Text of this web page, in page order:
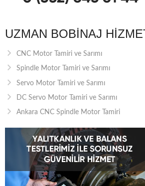
UZMAN BOBINAJ
CNC Motor Tamiri ve Sarımı
Spindle Motor Tamiri ve Sarımı
Servo Motor Tamiri ve Sarımı
DC Servo Motor Tamiri ve Sarımı
Ankara CNC Spindle Motor Tamiri